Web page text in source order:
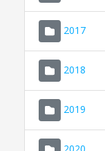
2017
2018
2019